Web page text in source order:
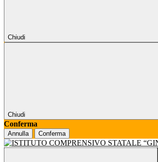
Chiudi
Chiudi
Conferma
Annulla Conferma